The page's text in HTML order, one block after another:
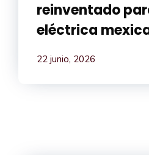
reinventado
eléctrica
22 junio, 2026